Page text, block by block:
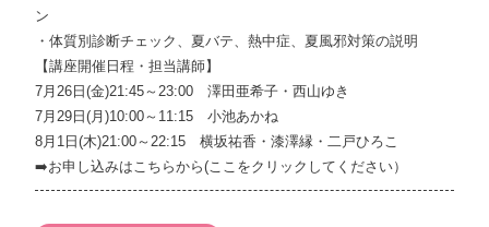
ン
・体質別診断チェック、夏バテ、熱中症、夏風邪対策の説明
【講座開催日程・担当講師】
7月26日(金)21:45～23:00 澤田亜希子・西山ゆき
7月29日(月)10:00～11:15 小池あかね
8月1日(木)21:00～22:15 横坂祐香・漆澤縁・二戸ひろこ
➡️お申し込みはこちらから(ここをクリックしてください）